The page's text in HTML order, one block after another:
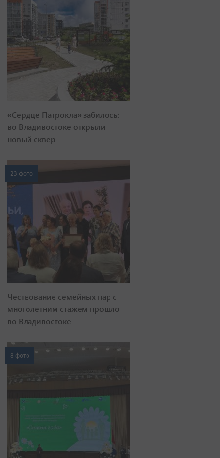
«Сердце Патрокла» забилось:
во Владивостоке открыли
новый сквер
23 фото
Чествование семейных пар с
многолетним стажем прошло
во Владивостоке
8 фото